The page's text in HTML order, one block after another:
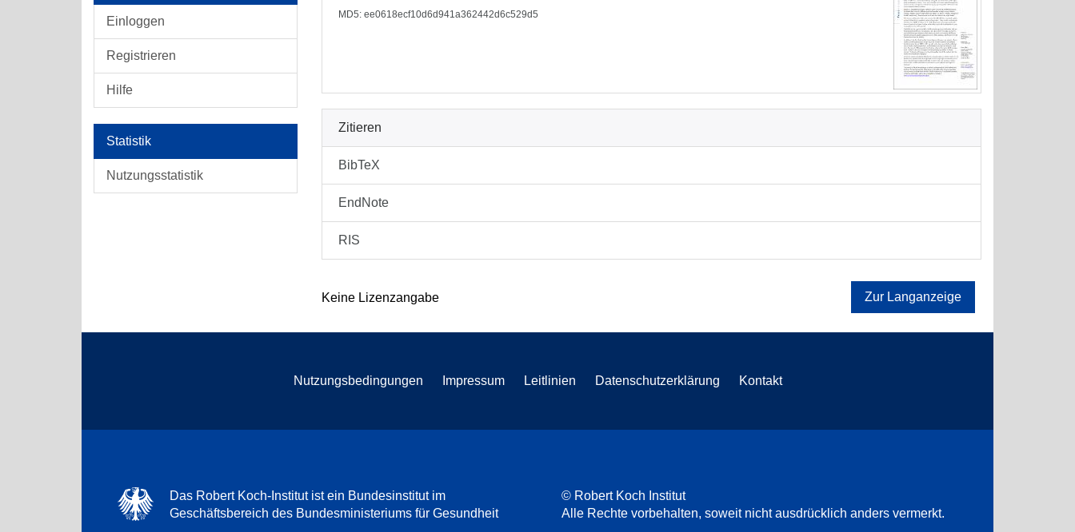
Einloggen
Registrieren
Hilfe
Statistik
Nutzungsstatistik
MD5: ee0618ecf10d6d941a362442d6c529d5
Zitieren
BibTeX
EndNote
RIS
Keine Lizenzangabe Zur Langanzeige
Nutzungsbedingungen Impressum Leitlinien Datenschutzerklärung Kontakt
Das Robert Koch-Institut ist ein Bundesinstitut im
Geschäftsbereich des Bundesministeriums für Gesundheit
© Robert Koch Institut
Alle Rechte vorbehalten, soweit nicht ausdrücklich anders vermerkt.